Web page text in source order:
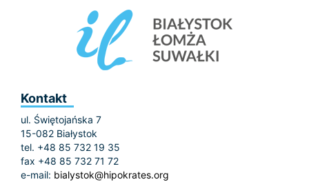
Kontakt
ul. Świętojańska 7
15-082 Białystok
tel. +48 85 732 19 35
fax +48 85 732 71 72
e-mail: bialystok@hipokrates.org